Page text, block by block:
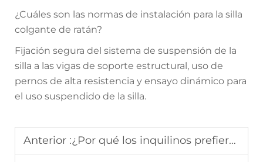
¿Cuáles son las normas de instalación para la silla
colgante de ratán?
Fijación segura del sistema de suspensión de la
silla a las vigas de soporte estructural, uso de
pernos de alta resistencia y ensayo dinámico para
el uso suspendido de la silla.
Anterior :¿Por qué los inquilinos prefieren las sillas colgantes plegables para espacios exteriores temporales?